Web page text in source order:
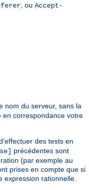
, ou Accept-
nom du serveur, sans la
en correspondance votre
des tests en
précédentes sont
(par exemple au
prises en compte que si
rationnelle.